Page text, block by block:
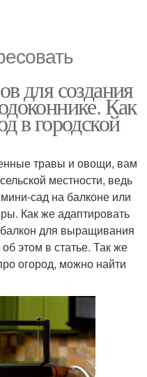
для создания
Как
в городской
травы и овощи, вам
местности, ведь
сад на балконе или
Как же адаптировать
для выращивания
этом в статье. Так же
огород, можно найти